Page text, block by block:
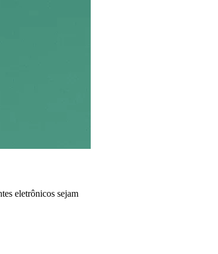
eletrônicos sejam